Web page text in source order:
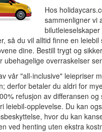
Hos
sammenligner vi
så du vil alltid finne en leiebil
dine. Bestill trygt og
ubehagelige overraskelser
vår "all-inclusive" leiepriser
derfor betaler du aldri for
refusjon av differansen og
leiebil-opplevelse. Du kan
hvor du kan
ved henting uten ekstra